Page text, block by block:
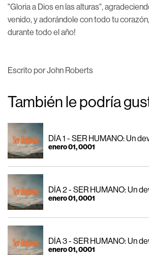
"Gloria a Dios en las alturas",
venido, y adorándole con todo tu
durante todo el año!
Escrito por John Roberts
También le podría
enero 01, 0001
enero 01, 0001
enero 01, 0001